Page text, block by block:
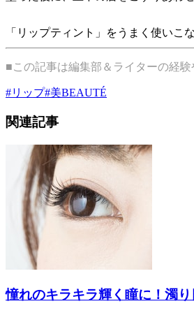
「リップティント」をうまく使いこ
■この記事は編集部＆ライターの経
#リップ#美BEAUTÉ
関連記事
憧れのキラキラ輝く瞳に！濁